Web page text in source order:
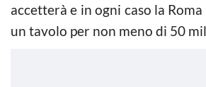
accetterà e in ogni caso la
un tavolo per non meno di 50